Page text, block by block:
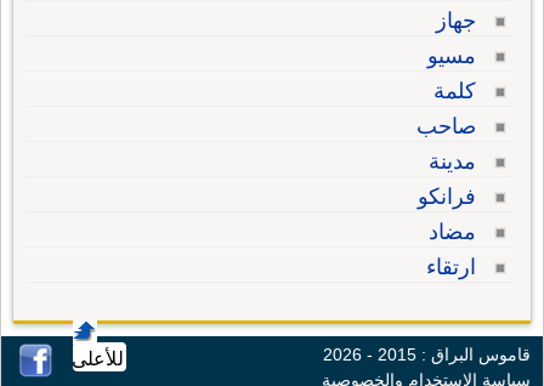
جهاز
مسيو
كلمة
صاحب
مدينة
فرانكو
مضاد
ارتقاء
للأعلى
قاموس البراق : 2015 - 2026
سياسة الإستخدام والخصوصية